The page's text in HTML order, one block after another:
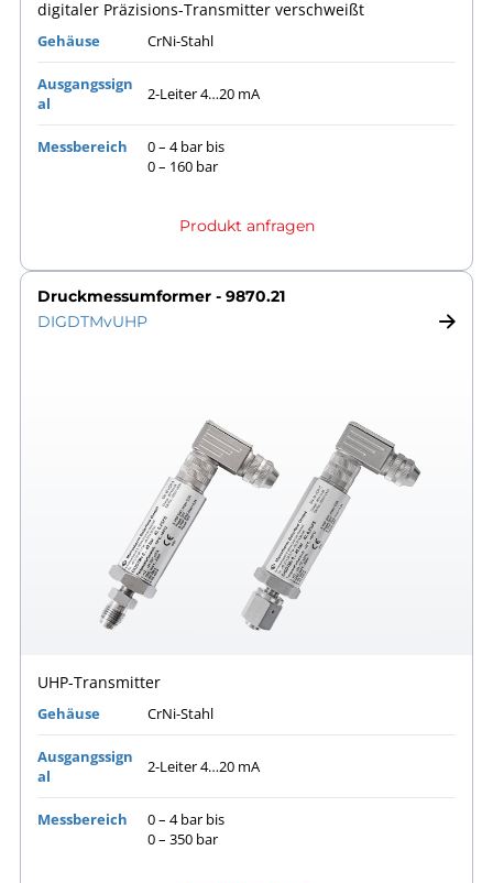
digitaler Präzisions-Transmitter verschweißt
Gehäuse CrNi-Stahl
Ausgangssign
al
2-Leiter 4…20 mA
Messbereich
0 – 4 bar bis
0 – 160 bar
Produkt anfragen
Druckmessumformer - 9870.21
DIGDTMvUHP
UHP-Transmitter
Gehäuse CrNi-Stahl
Ausgangssign
al
2-Leiter 4…20 mA
Messbereich
0 – 4 bar bis
0 – 350 bar